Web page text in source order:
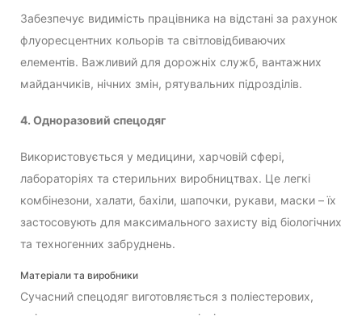
Забезпечує видимість працівника на відстані за рахунок
флуоресцентних кольорів та світловідбиваючих
елементів. Важливий для дорожніх служб, вантажних
майданчиків, нічних змін, рятувальних підрозділів.
4. Одноразовий спецодяг
Використовується у медицини, харчовій сфері,
лабораторіях та стерильних виробництвах. Це легкі
комбінезони, халати, бахіли, шапочки, рукави, маски – їх
застосовують для максимального захисту від біологічних
та техногенних забруднень.
Матеріали та виробники
Сучасний спецодяг виготовляється з поліестерових,